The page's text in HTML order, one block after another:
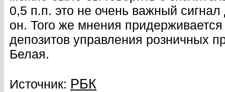
0,5 п.п. это не очень важный
он. Того же мнения
депозитов управления розничных
Белая.
Источник: РБК